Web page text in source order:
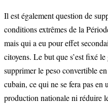
Il est également question de
conditions extrêmes de la
mais qui a eu pour effet
citoyens. Le but que s’est fixé
supprimer le peso convertible
cubain, ce qui ne se fera pas en
production nationale ni réduire